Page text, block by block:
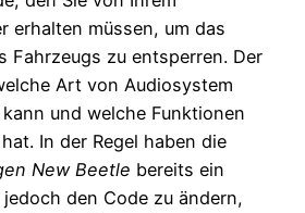
erhalten müssen, um das
Fahrzeugs zu entsperren. Der
Art von Audiosystem
und welche Funktionen
In der Regel haben die
New Beetle bereits ein
den Code zu ändern,